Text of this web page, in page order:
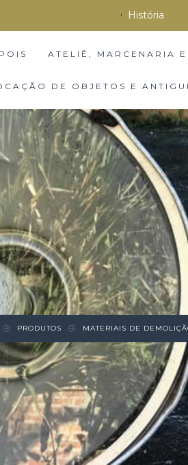
História
ATELIÊ, MARCENARIA
DE OBJETOS E
PRODUTOS MATERIAIS DE